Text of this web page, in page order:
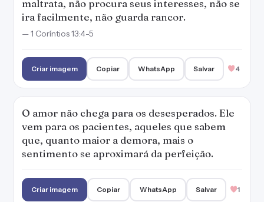
maltrata, não procura seus interesses, não se
ira facilmente, não guarda rancor.
— 1 Coríntios 13:4-5
Criar imagem Copiar WhatsApp Salvar 4
O amor não chega para os desesperados. Ele
vem para os pacientes, aqueles que sabem
que, quanto maior a demora, mais o
sentimento se aproximará da perfeição.
Criar imagem Copiar WhatsApp Salvar 1